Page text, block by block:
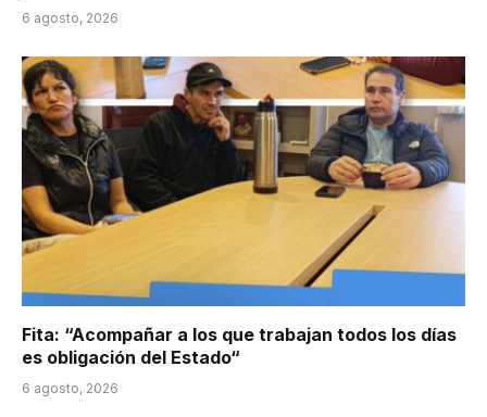
6 agosto, 2026
Fita: “Acompañar a los que trabajan todos los días
es obligación del Estado“
6 agosto, 2026